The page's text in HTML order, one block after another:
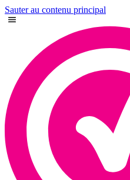
Sauter au contenu principal